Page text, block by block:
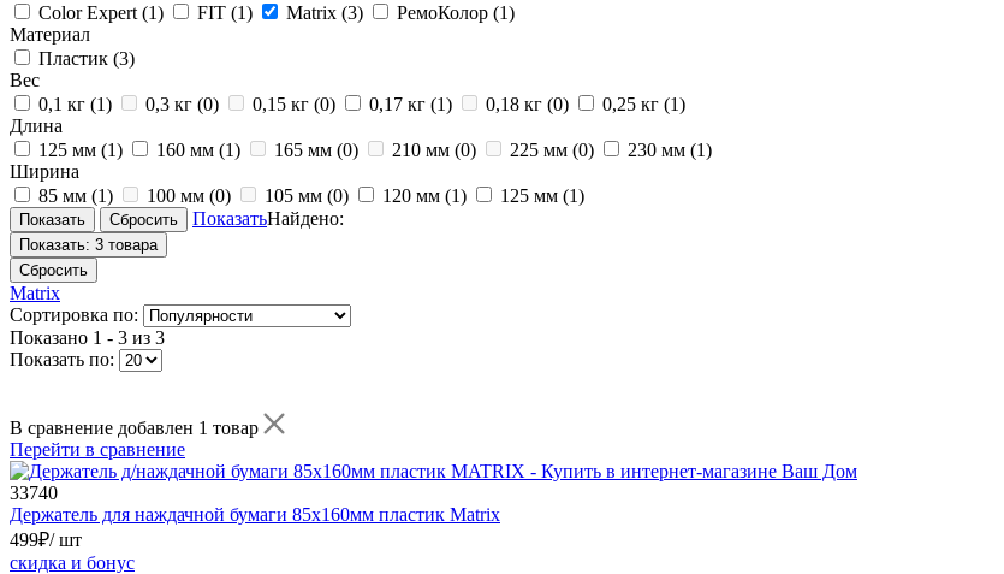
Color Expert (1) FIT (1) Matrix (3) РемоКолор (1)
Материал
Пластик (3)
Вес
0,1 кг (1) 0,3 кг (0) 0,15 кг (0) 0,17 кг (1) 0,18 кг (0) 0,25 кг (1)
Длина
125 мм (1) 160 мм (1) 165 мм (0) 210 мм (0) 225 мм (0) 230 мм (1)
Ширина
85 мм (1) 100 мм (0) 105 мм (0) 120 мм (1) 125 мм (1)
ПоказатьНайдено:
Показать: 3 товара
Сбросить
Matrix
Сортировка по:
Показано 1 - 3 из 3
Показать по:
В сравнение добавлен 1 товар
Перейти в сравнение
33740
Держатель для наждачной бумаги 85х160мм пластик Matrix
499₽/ шт
скидка и бонус